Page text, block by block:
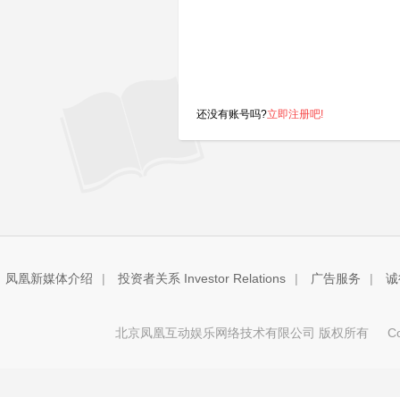
还没有账号吗?立即注册吧!
凤凰新媒体介绍 | 投资者关系 Investor Relations | 广告服务 |
北京凤凰互动娱乐网络技术有限公司 版权所有